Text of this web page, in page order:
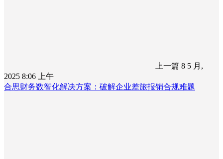
上一篇 8 5 月,
2025 8:06 上午
合思财务数智化解决方案：破解企业差旅报销合规难题